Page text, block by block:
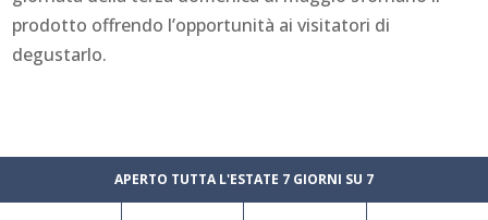
prodotto offrendo l’opportunità ai visitatori di
degustarlo.
APERTO TUTTA L'ESTATE 7 GIORNI SU 7